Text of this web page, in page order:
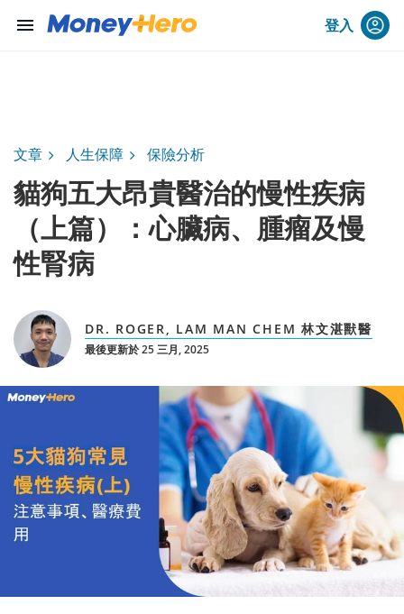
menu 登入
文章 人生保障 保險分析
貓狗五大昂貴醫治的慢性疾病
（上篇）：心臟病、腫瘤及慢
性腎病
DR. ROGER, LAM MAN CHEM 林文湛獸醫
最後更新於 25 三月, 2025